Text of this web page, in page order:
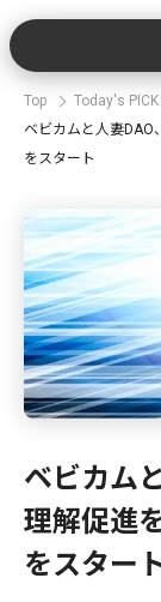
Top
Today's PICK
ベビカムと人妻DAO
をスタート
ベビカム
理解促進
をスター